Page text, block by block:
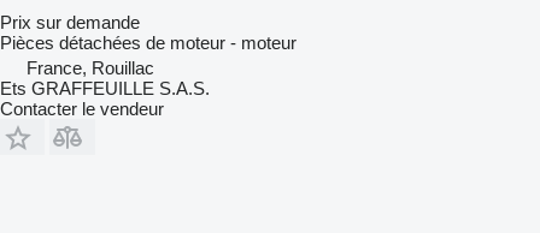
Prix sur demande
Pièces détachées de moteur - moteur
France, Rouillac
Ets GRAFFEUILLE S.A.S.
Contacter le vendeur